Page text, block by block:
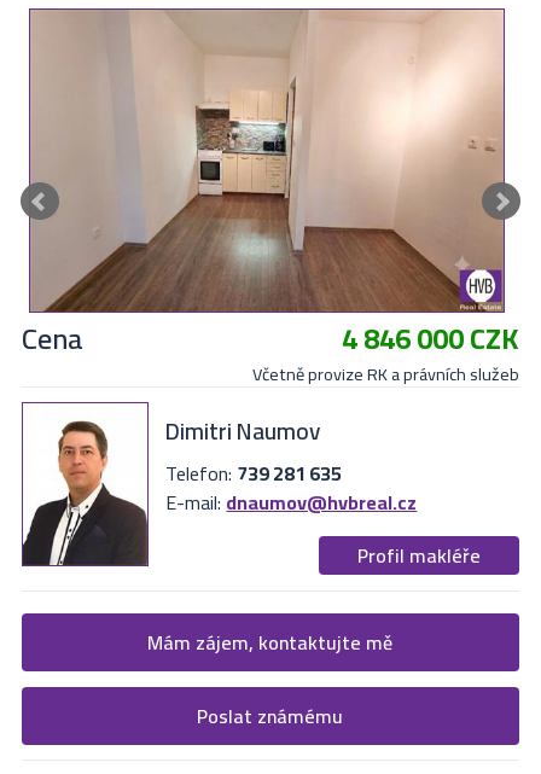
Cena 4 846 000 CZK
Včetně provize RK a právních služeb
Dimitri Naumov
Telefon: 739 281 635
E-mail:dnaumov@hvbreal.cz
Profil makléře
Žádost o více informací
Vyplňte následující formulář. Upřesněte, co by Vás zajímalo. V
nejbližší Vás naši makléři kontaktují.
Mám zájem, kontaktujte mě
Formulář odešle nabídku na uvedený email
Poslat známému